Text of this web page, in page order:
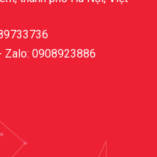
Zalo: 0908923886